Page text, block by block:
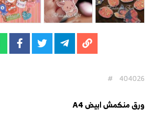
404026
#
ورق منكمش ابيض A4